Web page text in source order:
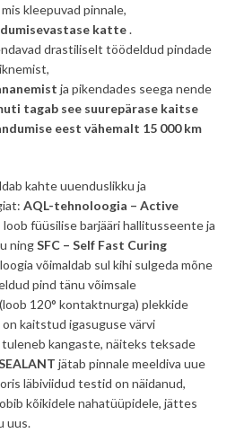
kleepuvad pinnale,
katte.
drastiliselt töödeldud pindade
ja pikendades seega nende
tagab see suurepärase kaitse
eest vähemalt 15 000 km
kahte uuenduslikku ja
AQL-tehnoloogia – Active
loob füüsilise barjääri hallitusseente ja
ningSFC – Self Fast Curing
võimaldab sul kihi sulgeda mõne
pind tänu võimsale
120° kontaktnurga) plekkide
kaitstud igasuguse värvi
kangaste, näiteks teksade
jätab pinnale meeldiva uue
läbiviidud testid on näidanud,
kõikidele nahatüüpidele, jättes
uus.